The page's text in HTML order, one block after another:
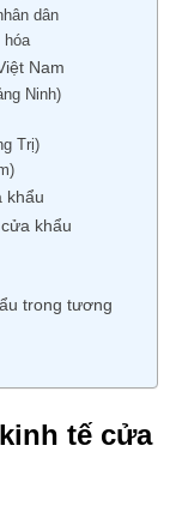
dân
hóa
Nam
Ninh)
Trị)
khẩu
khẩu
trong tương
tế cửa